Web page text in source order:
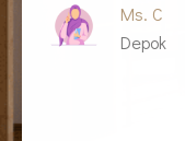
Ms. C
Depok